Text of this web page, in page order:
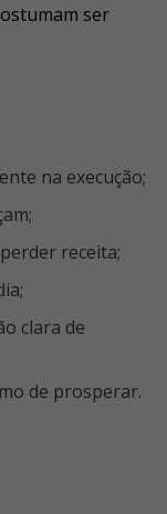
ser
na execução;
receita;
de prosperar.